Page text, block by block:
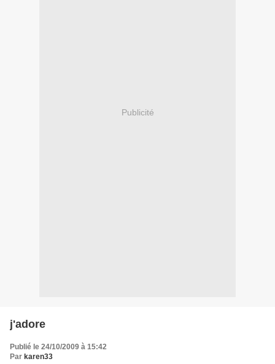
Publicité
j'adore
Publié le 24/10/2009 à 15:42
Par karen33